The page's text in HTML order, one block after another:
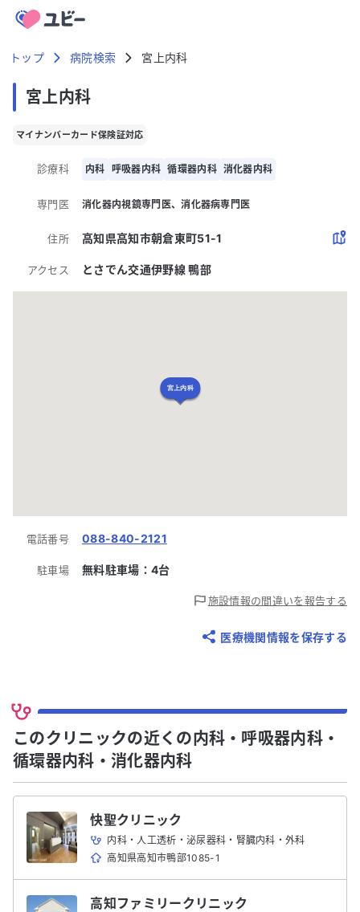
トップ 病院検索 宮上内科
宮上内科
マイナンバーカード保険証対応
診療科 内科 呼吸器内科 循環器内科 消化器内科
専門医 消化器内視鏡専門医 消化器病専門医
住所 高知県高知市朝倉東町51-1
アクセス とさでん交通伊野線 鴨部
宮上内科
電話番号 088-840-2121
駐車場 無料駐車場： 4台
施設情報の間違いを報告する
医療機関情報を保存する
このクリニックの近くの内科・呼吸器内科・
循環器内科・消化器内科
快聖クリニック
内科・人工透析・泌尿器科・腎臓内科・外科
高知県高知市鴨部1085-1
高知ファミリークリニック